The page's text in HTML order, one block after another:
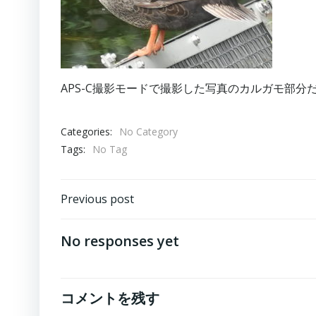
APS-C撮影モードで撮影した写真のカルガモ部分
Categories:
No Category
Tags:
No Tag
Post
Previous post
No responses yet
コメントを残す